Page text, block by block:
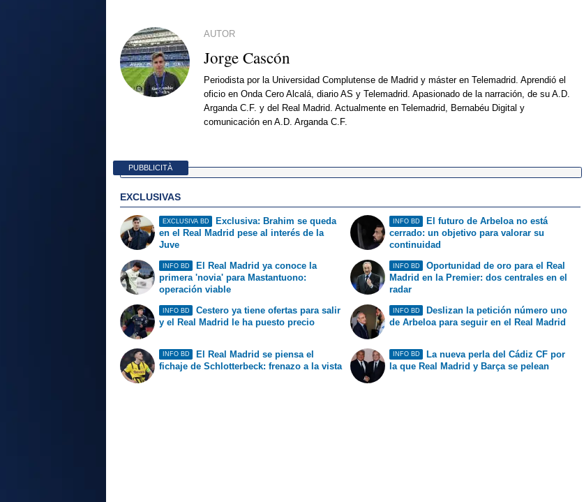
AUTOR
Jorge Cascón
Periodista por la Universidad Complutense de Madrid y máster en Telemadrid. Aprendió el
oficio en Onda Cero Alcalá, diario AS y Telemadrid. Apasionado de la narración, de su A.D.
Arganda C.F. y del Real Madrid. Actualmente en Telemadrid, Bernabéu Digital y
comunicación en A.D. Arganda C.F.
PUBBLICITÀ
EXCLUSIVAS
EXCLUSIVA BD
Exclusiva: Brahim se queda
en el Real Madrid pese al interés de la
Juve
INFO BD
El Real Madrid ya conoce la
primera 'novia' para Mastantuono:
operación viable
INFO BD
El futuro de Arbeloa no está
cerrado: un objetivo para valorar su
continuidad
INFO BD
Oportunidad de oro para el Real
Madrid en la Premier: dos centrales en el
radar
INFO BD
Cestero ya tiene ofertas para salir
y el Real Madrid le ha puesto precio
INFO BD
El Real Madrid se piensa el
fichaje de Schlotterbeck: frenazo a la vista
INFO BD
Deslizan la petición número uno
de Arbeloa para seguir en el Real Madrid
INFO BD
La nueva perla del Cádiz CF por
la que Real Madrid y Barça se pelean